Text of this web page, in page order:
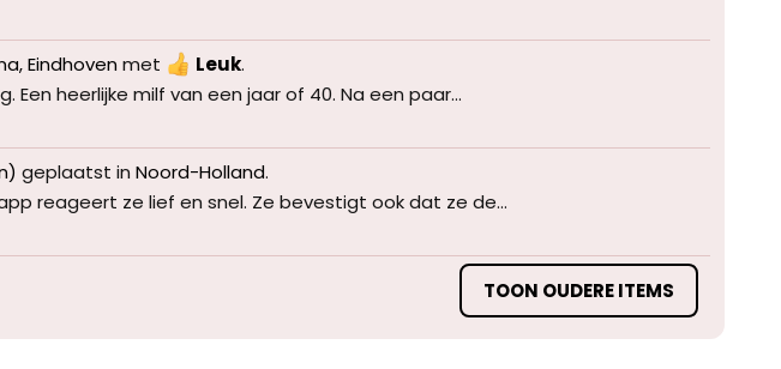
Eindhoven met Leuk.
Een heerlijke milf van een jaar of 40. Na een paar...
geplaatst inNoord-Holland.
reageert ze lief en snel. Ze bevestigt ook dat ze de...
TOON OUDERE ITEMS